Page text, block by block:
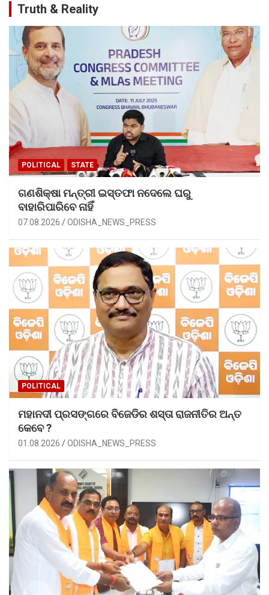
Truth & Reality
POLITICAL STATE
ଗଣଶିକ୍ଷା ମନ୍ତ୍ରୀ ଇସ୍ତଫା ନଦେଲେ ଘରୁ
ବାହାରିପାରିବେ ନାହିଁ
07.08.2026 ODISHA_NEWS_PRESS
POLITICAL
ମହାନଦୀ ପ୍ରସଙ୍ଗରେ ବିଜେଡିର ଶସ୍ତା ରାଜନୀତିର ଅନ୍ତ
କେବେ ?
01.08.2026 ODISHA_NEWS_PRESS